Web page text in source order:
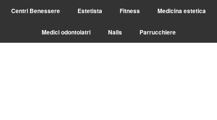
Centri Benessere Estetista Fitness Medicina estetica
Medici odontoiatri Nails Parrucchiere